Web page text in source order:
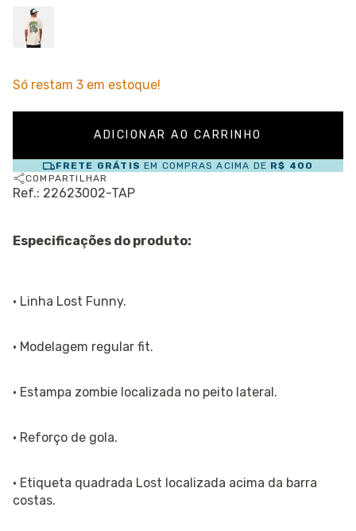
Só restam 3 em estoque!
FRETE GRÁTIS EM COMPRAS ACIMA DE R$ 400
COMPARTILHAR
Ref.: 22623002-TAP
Especificações do produto:
· Linha Lost Funny.
· Modelagem regular fit.
· Estampa zombie localizada no peito lateral.
· Reforço de gola.
· Etiqueta quadrada Lost localizada acima da barra
costas.